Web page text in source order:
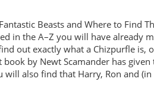
Beasts and Where to Find
in the A–Z you will have already
out exactly what a Chizpurfle is,
by Newt Scamander has
also find that Harry, Ron and (in